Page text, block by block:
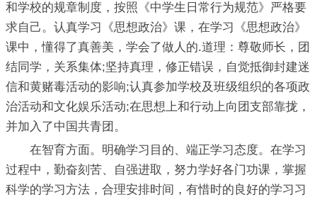
和学校的规章制度，按照《中学生日常行为规范》严格要
求自己。认真学习《思想政治》课，在学习《思想政治》
课中，懂得了真善美，学会了做人的.道理：尊敬师长，团
结同学，关系集体;坚持真理，修正错误，自觉抵御封建迷
信和黄赌毒活动的影响;认真参加学校及班级组织的各项政
治活动和文化娱乐活动;在思想上和行动上向团支部靠拢，
并加入了中国共青团。
在智育方面。明确学习目的、端正学习态度。在学习
过程中，勤奋刻苦、自强进取，努力学好各门功课，掌握
科学的学习方法，合理安排时间，有惜时的良好的学习习